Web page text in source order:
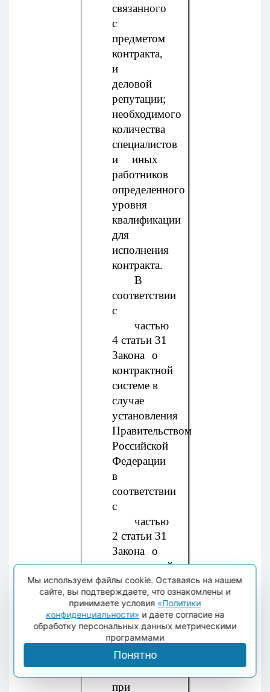
связанного
с
предметом
контракта,
и
деловой
репутации;
необходимого
количества
специалистов
и иных
работников
определенного
уровня
квалификации
для
исполнения
контракта.
В
соответствии
с
частью
4 статьи 31
Закона о
контрактной
системе в
случае
установления
Правительством
Российской
Федерации
в
соответствии
с
частью
2 статьи 31
Закона о
контрактной
системе
дополнительных
требований
к
участникам
закупок
при
Мы используем файлы cookie. Оставаясь на нашем
сайте, вы подтверждаете, что ознакомлены и
принимаете условия «Политики
конфиденциальности» и даете согласие на
обработку персональных данных метрическими
программами
Понятно